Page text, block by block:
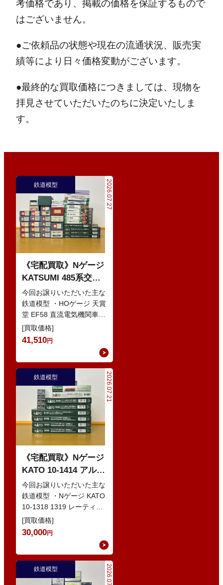
考価格であり、掲載の価格を保証するもので
はございません。
●ご依頼品の状態や現在の流通状況、販売実
績等により日々価格変動がございます。
●最終的な買取価格につきましては、現物を
拝見させていただいたのちに決定いたしま
す。
2026.07.27
鉄道模型
《宅配買取》Nゲージ
KATSUMI 485系交直
流特急型電車 などの
鉄道模型
今回お譲りいただいた主な
鉄道模型 ・HOゲージ 天賞
堂 EF58 直流電気機関車
・Nゲージ KATO 10-386
285系0番…
[買取価格]
41,510円
2026.07.21
鉄道模型
《宅配買取》Nゲージ
KATO 10-1414 アルプ
スの赤い客車 EWI な
どの鉄道模型
今回お譲りいただいた主な
鉄道模型 ・Nゲージ KATO
10-1318 1319 レーティッ
シュ鉄道 ベルニナ急行 ・
Nゲージ K…
[買取価格]
30,000円
2026.07.13
鉄道模型